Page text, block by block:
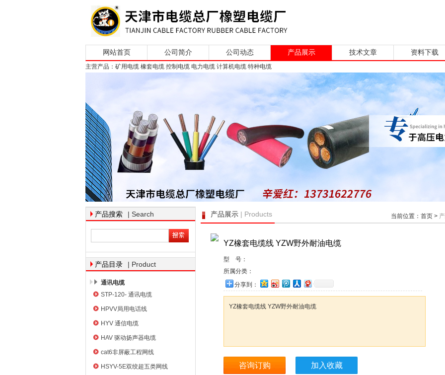
网站首页 公司简介 公司动态 产品展示 技术文章 资料下载
主营产品：矿用电缆 橡套电缆 控制电缆 电力电缆 计算机电缆 特种电缆
产品搜索 | Search
产品目录 | Product
通讯电缆
STP-120- 通讯电缆
HPVV局用电话线
HYV 通信电缆
HAV 驱动扬声器电缆
cat6非屏蔽工程网线
HSYV-5E双绞超五类网线
产品展示 | Products 当前位置： 首页 >
YZ橡套电缆线 YZW野外耐油电缆
型 号：
所属分类：
分享到：
YZ橡套电缆线 YZW野外耐油电缆
咨询订购 加入收藏